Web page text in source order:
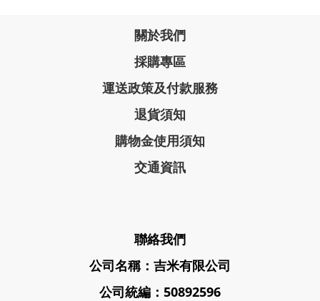
關於我們
採購專區
運送政策及付款服務
退貨須知
購物金使用須知
交通資訊
聯絡我們
公司名稱：吉米有限公司
公司統編：50892596